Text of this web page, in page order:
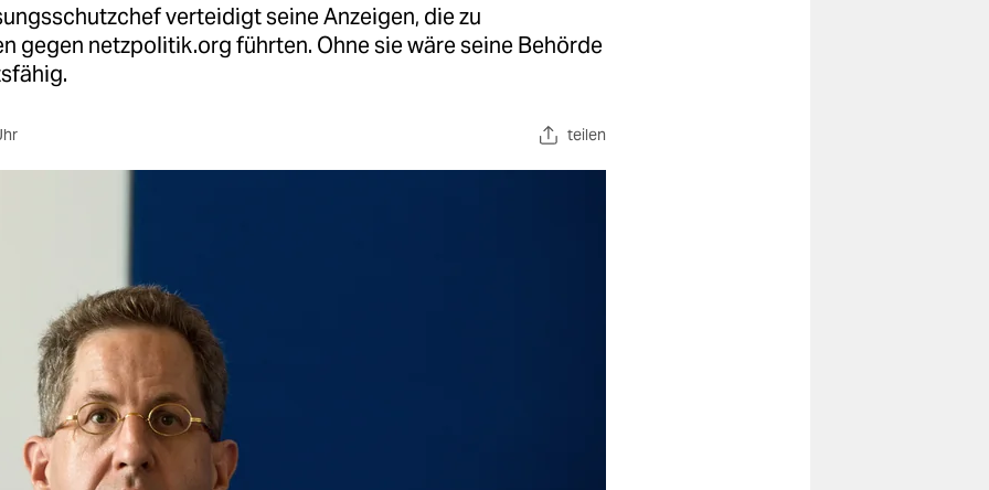
verteidigt seine Anzeigen, die zu
gegen netzpolitik.org führten. Ohne sie wäre seine Behörde
teilen